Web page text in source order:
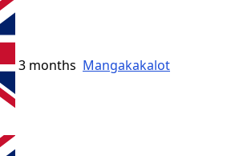
3 months Mangakakalot